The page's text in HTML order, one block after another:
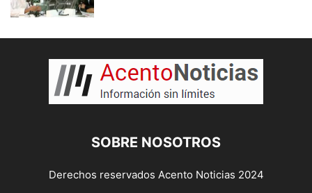
SOBRE NOSOTROS
Derechos reservados Acento Noticias 2024